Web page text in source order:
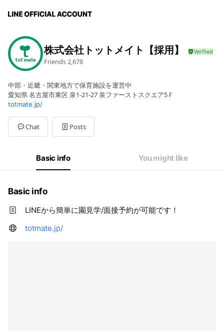
株式会社トットメイト【採用】
Friends 2,678
中部・近畿・関東地方で保育施設を運営中
愛知県 名古屋市東区 泉1-21-27 泉ファーストスクエア5Ｆ
totmate.jp/
Chat Posts
Basic info You might like
Basic info
LINEから簡単に園見学/面接予約が可能です！
totmate.jp/